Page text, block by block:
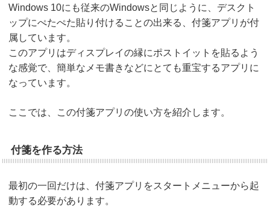
Windows 10にも従来のWindowsと同じように、デスクト
ップにぺたぺた貼り付けることの出来る、付箋アプリが付
属しています。
このアプリはディスプレイの縁にポストイットを貼るよう
な感覚で、簡単なメモ書きなどにとても重宝するアプリに
なっています。
ここでは、この付箋アプリの使い方を紹介します。
付箋を作る方法
最初の一回だけは、付箋アプリをスタートメニューから起
動する必要があります。